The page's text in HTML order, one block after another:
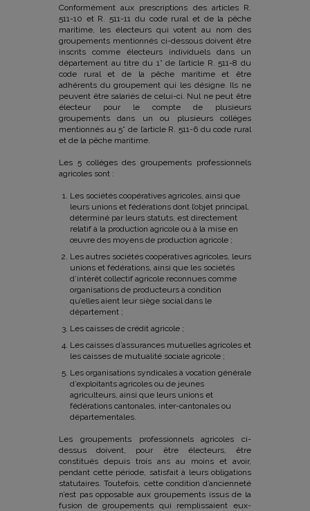
Conformément aux prescriptions des articles R.
511-10 et R. 511-11 du code rural et de la pêche
maritime, les électeurs qui votent au nom des
groupements mentionnés ci-dessous doivent être
inscrits comme électeurs individuels dans un
département au titre du 1° de l’article R. 511-8 du
code rural et de la pêche maritime et être
adhérents du groupement qui les désigne. Ils ne
peuvent être salariés de celui-ci. Nul ne peut être
électeur pour le compte de plusieurs
groupements dans un ou plusieurs collèges
mentionnés au 5° de l’article R. 511-6 du code rural
et de la pêche maritime.
Les 5 collèges des groupements professionnels
agricoles sont :
Les sociétés coopératives agricoles, ainsi que
leurs unions et fédérations dont l’objet principal,
déterminé par leurs statuts, est directement
relatif à la production agricole ou à la mise en
œuvre des moyens de production agricole ;
Les autres sociétés coopératives agricoles, leurs
unions et fédérations, ainsi que les sociétés
d’intérêt collectif agricole reconnues comme
organisations de producteurs à condition
qu’elles aient leur siège social dans le
département ;
Les caisses de crédit agricole ;
Les caisses d’assurances mutuelles agricoles et
les caisses de mutualité sociale agricole ;
Les organisations syndicales à vocation générale
d’exploitants agricoles ou de jeunes
agriculteurs, ainsi que leurs unions et
fédérations cantonales, inter-cantonales ou
départementales.
Les groupements professionnels agricoles ci-
dessus doivent, pour être électeurs, être
constitués depuis trois ans au moins et avoir,
pendant cette période, satisfait à leurs obligations
statutaires. Toutefois, cette condition d’ancienneté
n’est pas opposable aux groupements issus de la
fusion de groupements qui remplissaient eux-